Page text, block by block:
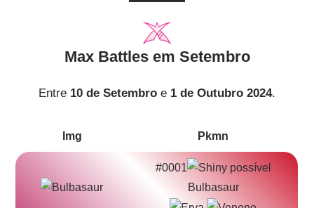
Max Battles em Setembro
Entre 10 de Setembro e 1 de Outubro 2024.
Img Pkmn
#0001
Bulbasaur